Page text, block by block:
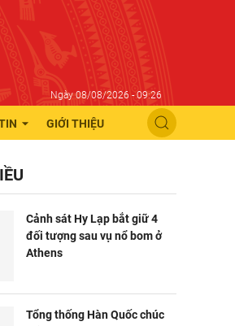
Ngày 08/08/2026 - 09:26
GIỚI THIỆU
Cảnh sát Hy Lạp bắt giữ 4
đối tượng sau vụ nổ bom ở
Athens
Tổng thống Hàn Quốc chúc